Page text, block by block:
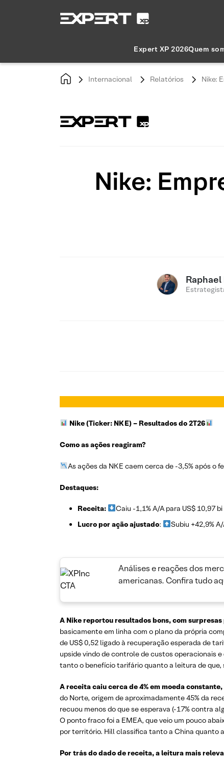
Expert XP 2026Quem
Internacional Relatórios Nike:
Nike:
Nike (Ticker: NKE)– Resultados do 2T26
Como as ações reagiram?
As ações da NKE caem cerca de -3,5% após o
Destaques:
Receita: Caiu -1,1% A/A para US$ 10,97
Lucro por ação ajustado: Subiu +42,9%
Análises e reações dos
americanas. Confira tudo
A Nike reportou resultados bons, com surpresas
basicamente em linha com o plano da própria
de US$ 0,52 ligado à recuperação esperada de
upside vindo de controle de custos operacionais
tanto o benefício tarifário quanto a leitura de
A receita caiu cerca de 4% em moeda
do Norte, origem de aproximadamente 45% da
recuou menos do que se esperava (-17% contra
O ponto fraco foi a EMEA, que veio um pouco
por território. Hill classifica tanto a China quanto
Por trás do dado de receita, a leitura mais